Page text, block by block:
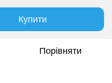
Купити
Порівняти